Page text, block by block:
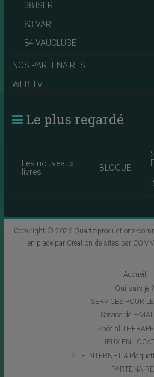
38 ISERE
83 VAR
84 VAUCLUSE
NOS PARTENAIRES
WEB TV
Le plus regardé
Les nouveaux
livres
BLOGUE
Copyright © 2026 Quartz-productions-
en place par Création de sites par
Accueil
Qui suis-je ?
SERVICES POUR
Service de E-
Spécial
LIEUX EN
SITE INTERNET &